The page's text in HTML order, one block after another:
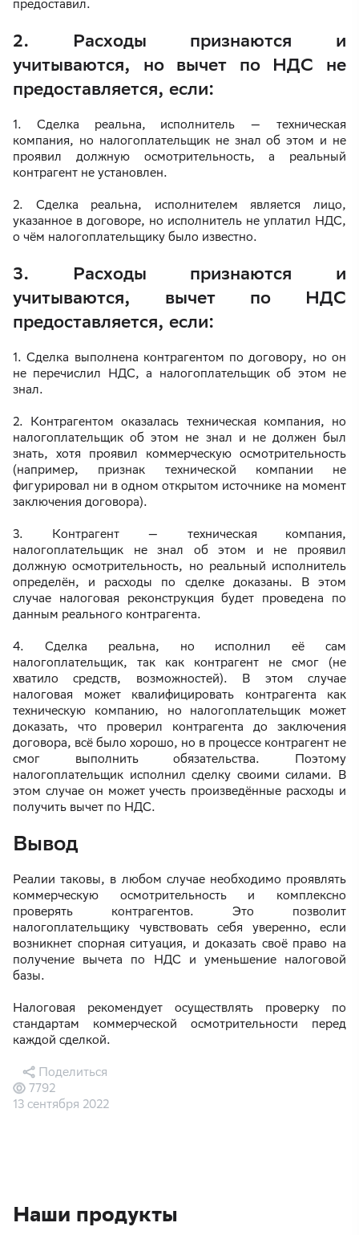
предоставил.
2. Расходы признаются и
учитываются, но вычет по НДС не
предоставляется, если:
1. Сделка реальна, исполнитель — техническая
компания, но налогоплательщик не знал об этом и не
проявил должную осмотрительность, а реальный
контрагент не установлен.
2. Сделка реальна, исполнителем является лицо,
указанное в договоре, но исполнитель не уплатил НДС,
о чём налогоплательщику было известно.
3. Расходы признаются и
учитываются, вычет по НДС
предоставляется, если:
1. Сделка выполнена контрагентом по договору, но он
не перечислил НДС, а налогоплательщик об этом не
знал.
2. Контрагентом оказалась техническая компания, но
налогоплательщик об этом не знал и не должен был
знать, хотя проявил коммерческую осмотрительность
(например, признак технической компании не
фигурировал ни в одном открытом источнике на момент
заключения договора).
3. Контрагент — техническая компания,
налогоплательщик не знал об этом и не проявил
должную осмотрительность, но реальный исполнитель
определён, и расходы по сделке доказаны. В этом
случае налоговая реконструкция будет проведена по
данным реального контрагента.
4. Сделка реальна, но исполнил её сам
налогоплательщик, так как контрагент не смог (не
хватило средств, возможностей). В этом случае
налоговая может квалифицировать контрагента как
техническую компанию, но налогоплательщик может
доказать, что проверил контрагента до заключения
договора, всё было хорошо, но в процессе контрагент не
смог выполнить обязательства. Поэтому
налогоплательщик исполнил сделку своими силами. В
этом случае он может учесть произведённые расходы и
получить вычет по НДС.
Вывод
Реалии таковы, в любом случае необходимо проявлять
коммерческую осмотрительность и комплексно
проверять контрагентов. Это позволит
налогоплательщику чувствовать себя уверенно, если
возникнет спорная ситуация, и доказать своё право на
получение вычета по НДС и уменьшение налоговой
базы.
Налоговая рекомендует осуществлять проверку по
стандартам коммерческой осмотрительности перед
каждой сделкой.
13 сентября 2022
7792
Поделиться
Наши продукты